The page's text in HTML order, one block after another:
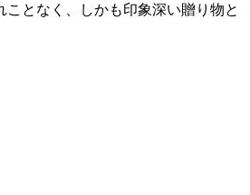
となく、しかも印象深い贈り物と